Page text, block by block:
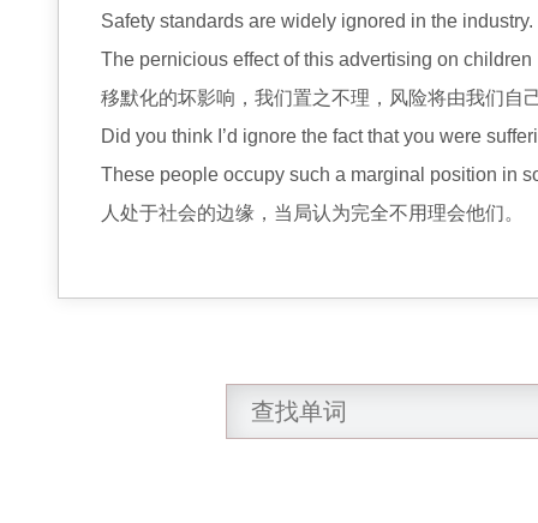
Safety standards are widely ignored in the industry.
The pernicious effect of this advertising on
移默化的坏影响，我们置之不理，风险将由我们自
Did you think I’d ignore the fact that you were
These people occupy such a marginal position in
人处于社会的边缘，当局认为完全不用理会他们。